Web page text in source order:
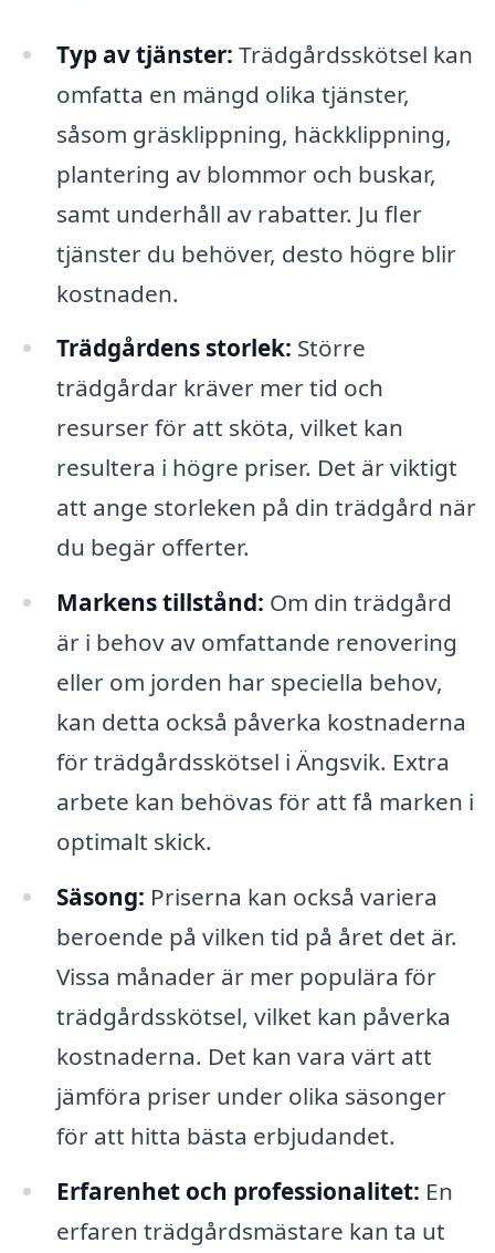
Typ av tjänster: Trädgårdsskötsel kan
omfatta en mängd olika tjänster,
såsom gräsklippning, häckklippning,
plantering av blommor och buskar,
samt underhåll av rabatter. Ju fler
tjänster du behöver, desto högre blir
kostnaden.
Trädgårdens storlek: Större
trädgårdar kräver mer tid och
resurser för att sköta, vilket kan
resultera i högre priser. Det är viktigt
att ange storleken på din trädgård när
du begär offerter.
Markens tillstånd: Om din trädgård
är i behov av omfattande renovering
eller om jorden har speciella behov,
kan detta också påverka kostnaderna
för trädgårdsskötsel i Ängsvik. Extra
arbete kan behövas för att få marken i
optimalt skick.
Säsong: Priserna kan också variera
beroende på vilken tid på året det är.
Vissa månader är mer populära för
trädgårdsskötsel, vilket kan påverka
kostnaderna. Det kan vara värt att
jämföra priser under olika säsonger
för att hitta bästa erbjudandet.
Erfarenhet och professionalitet: En
erfaren trädgårdsmästare kan ta ut